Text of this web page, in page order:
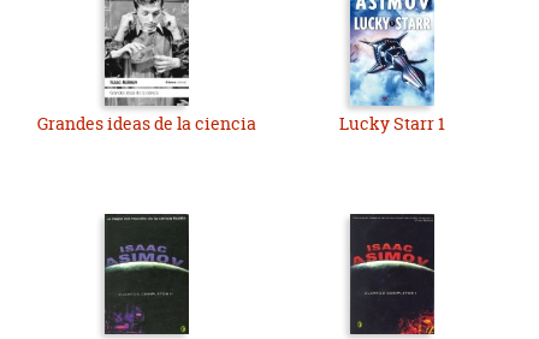
Grandes ideas de la ciencia Lucky Starr 1